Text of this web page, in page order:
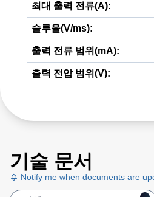
최대 출력 전류(A):
슬루율(V/ms):
출력 전류 범위(mA):
출력 전압 범위(V):
기술 문서
Notify me when documents are